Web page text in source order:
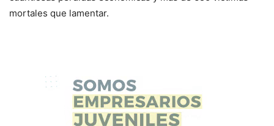
mortales que lamentar.